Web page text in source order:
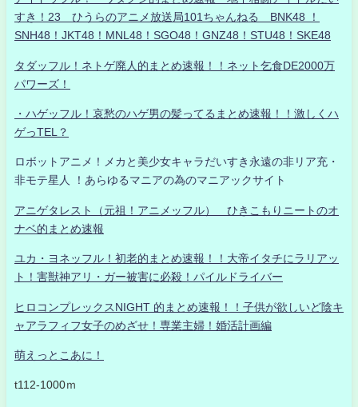
すき！23 ひうらのアニメ放送局101ちゃんねる BNK48 ！
SNH48！JKT48！MNL48！SGO48！GNZ48！STU48！SKE48
タダッフル！ネトゲ廃人的まとめ速報！！ネット乞食DE2000万
パワーズ！
・ハゲッフル！哀愁のハゲ男の髪ってるまとめ速報！！激しくハ
ゲっTEL？
ロボットアニメ！メカと美少女キャラだいすき永遠の非リア充・
非モテ星人 ！あらゆるマニアの為のマニアックサイト
アニゲタレスト（元祖！アニメッフル） ひきこもりニートのオ
ナベ的まとめ速報
ユカ・ヨネッフル！初老的まとめ速報！！大帝イタチにラリアッ
ト！害獣神アリ・ガー被害に必殺！パイルドライバー
ヒロコンプレックスNIGHT 的まとめ速報！！子供が欲しいど陰キ
ャアラフィフ女子のめざせ！専業主婦！婚活計画編
萌えっとこあに！
t112-1000ｍ